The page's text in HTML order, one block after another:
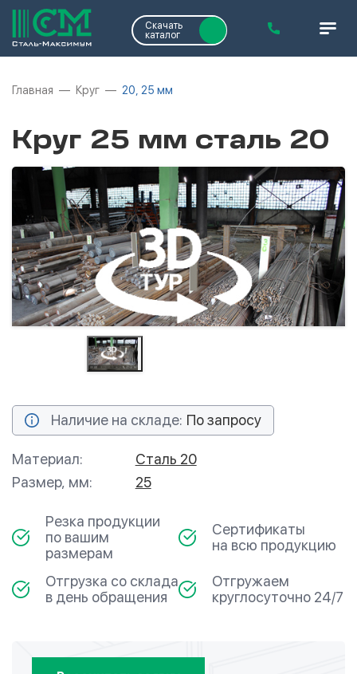
Скачать
каталог
Главная Круг 20, 25 мм
Круг 25 мм сталь 20
Наличие на складе: По запросу
Материал:
Сталь 20
Размер, мм:
25
Резка продукции
по вашим
размерам
Сертификаты
на всю продукцию
Отгрузка со склада
в день обращения
Отгружаем
круглосуточно 24/7